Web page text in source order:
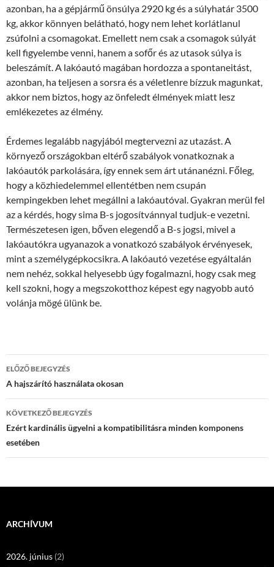
azonban, ha a gépjármű önsúlya 2920 kg és a súlyhatár 3500
kg, akkor könnyen belátható, hogy nem lehet korlátlanul
zsúfolni a csomagokat. Emellett nem csak a csomagok súlyát
kell figyelembe venni, hanem a sofőr és az utasok súlya is
beleszámít. A lakóautó magában hordozza a spontaneitást,
azonban, ha teljesen a sorsra és a véletlenre bízzuk magunkat,
akkor nem biztos, hogy az önfeledt élmények miatt lesz
emlékezetes az élmény.
Érdemes legalább nagyjából megtervezni az utazást. A
környező országokban eltérő szabályok vonatkoznak a
lakóautók parkolására, így ennek sem árt utánanézni. Főleg,
hogy a közhiedelemmel ellentétben nem csupán
kempingekben lehet megállni a lakóautóval. Gyakran merül fel
az a kérdés, hogy sima B-s jogosítvánnyal tudjuk-e vezetni.
Természetesen igen, bőven elegendő a B-s jogsi, mivel a
lakóautókra ugyanazok a vonatkozó szabályok érvényesek,
mint a személygépkocsikra. A lakóautó vezetése egyáltalán
nem nehéz, sokkal helyesebb úgy fogalmazni, hogy csak meg
kell szokni, hogy a megszokotthoz képest egy nagyobb autó
volánja mögé ülünk be.
Bejegyzés
navigáció
ELŐZŐ BEJEGYZÉS
A hajszárító használata okosan
KÖVETKEZŐ BEJEGYZÉS
Ezért kardinális ügyelni a kompatibilitásra minden komponens
esetében
ARCHÍVUM
2026. június (2)